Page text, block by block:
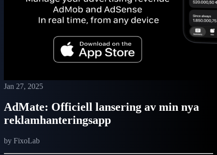
Jan 27, 2025
AdMate: Officiell lansering av min nya
reklamhanteringsapp
by FixoLab